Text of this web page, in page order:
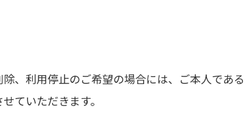
、利用停止のご希望の場合には、ご本人である
ていただきます。